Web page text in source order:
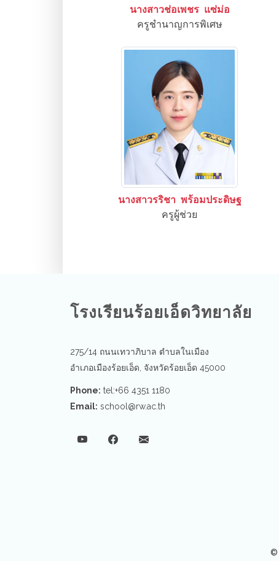
นางสาวช่อเพชร แซ่ม่อ
ครูชำนาญการพิเศษ
นางสาวรริชา พร้อมประดิษฐ
ครูผู้ช่วย
โรงเรียนร้อยเอ็ดวิทยาลัย
275/14 ถนนเทวาภิบาล ตำบลในเมือง
อำเภอเมืองร้อยเอ็ด, จังหวัดร้อยเอ็ด 45000
Phone: tel:+66 4351 1180
Email: school@rw.ac.th
©